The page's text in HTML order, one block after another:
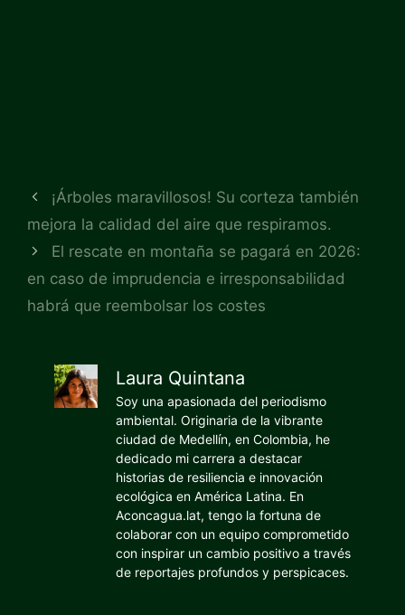
¡Árboles maravillosos! Su corteza también
mejora la calidad del aire que respiramos.
El rescate en montaña se pagará en 2026:
en caso de imprudencia e irresponsabilidad
habrá que reembolsar los costes
Laura Quintana
Soy una apasionada del periodismo
ambiental. Originaria de la vibrante
ciudad de Medellín, en Colombia, he
dedicado mi carrera a destacar
historias de resiliencia e innovación
ecológica en América Latina. En
Aconcagua.lat, tengo la fortuna de
colaborar con un equipo comprometido
con inspirar un cambio positivo a través
de reportajes profundos y perspicaces.